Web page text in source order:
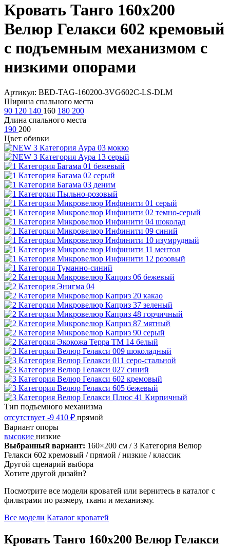
Кровать Танго 160х200
Велюр Гелакси 602 кремовый
с подъемным механизмом с
низкими опорами
Артикул: BED-TAG-160200-3VG602C-LS-DLM
Ширина спального места
90 120 140 160 180 200
Длина спального места
190 200
Цвет обивки
Тип подъемного механизма
отсутствует -9 410 ₽ прямой
Вариант опоры
высокие низкие
Выбранный вариант: 160×200 см / 3 Категория Велюр
Гелакси 602 кремовый / прямой / низкие / классик
Другой сценарий выбора
Хотите другой дизайн?
Посмотрите все модели кроватей или вернитесь в каталог с
фильтрами по размеру, ткани и механизму.
Все модели Каталог кроватей
Кровать Танго 160х200 Велюр Гелакси